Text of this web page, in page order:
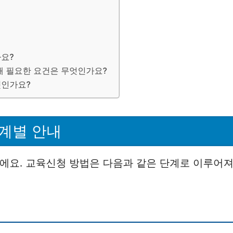
?
필요한 요건은 무엇인가요?
가요?
별 안내
요. 교육신청 방법은 다음과 같은 단계로 이루어져